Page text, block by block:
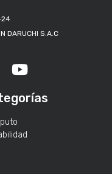
DARUCHI S.A.C